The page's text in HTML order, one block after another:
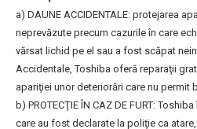
a) DAUNE ACCIDENTALE: protejarea
neprevăzute precum cazurile în care
vărsat lichid pe el sau a fost scăpat
Accidentale, Toshiba oferă reparaţii
apariţiei unor deteriorări care nu permit
b) PROTECŢIE ÎN CAZ DE FURT:
care au fost declarate la poliţie ca